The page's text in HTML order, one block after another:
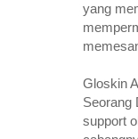
yang
Gloskin
Seorang
support